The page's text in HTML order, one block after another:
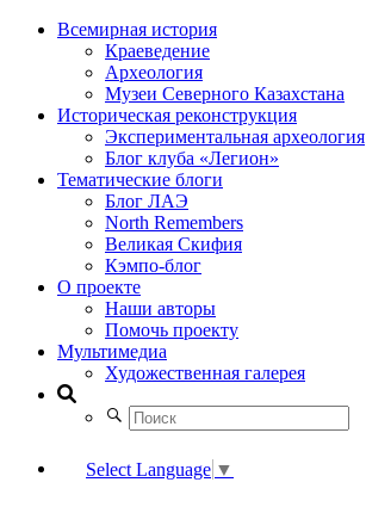
Всемирная история
Краеведение
Археология
Музеи Северного Казахстана
Историческая реконструкция
Экспериментальная археология
Блог клуба «Легион»
Тематические блоги
Блог ЛАЭ
North Remembers
Великая Скифия
Кэмпо-блог
О проекте
Наши авторы
Помочь проекту
Мультимедиа
Художественная галерея
Select Language ▼